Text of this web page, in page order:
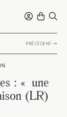
PRÉCÉDENT
: « une
(LR)